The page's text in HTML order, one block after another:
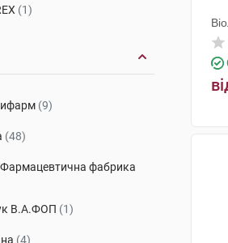
(1)
(1)
(9)
(48)
фабрика
В.А.ФОП (1)
(4)